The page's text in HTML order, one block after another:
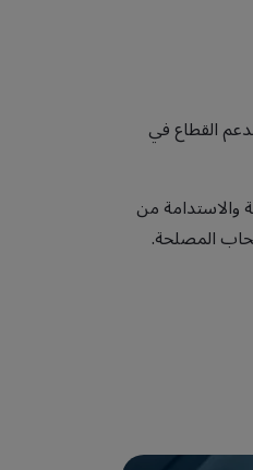
القطاع في
والاستدامة من
المصلحة.